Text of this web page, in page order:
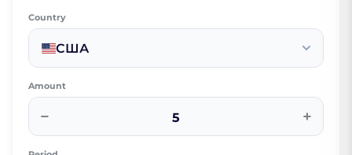
Country
США
Amount
− +